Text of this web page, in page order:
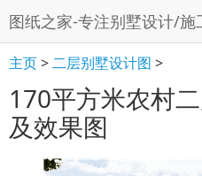
图纸之家-专注别墅设计/施
主页>二层别墅设计图 >
170平方米农村
及效果图